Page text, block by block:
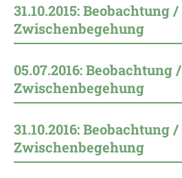
31.10.2015: Beobachtung /
Zwischenbegehung
05.07.2016: Beobachtung /
Zwischenbegehung
31.10.2016: Beobachtung /
Zwischenbegehung